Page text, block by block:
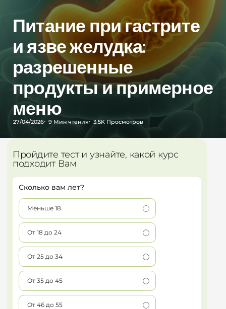
Питание при гастрите
и язве желудка:
разрешенные
продукты и примерное
меню
27/04/2026 9 Мин чтения 3.5K Просмотров
Пройдите тест и узнайте, какой курс
подходит Вам
Сколько вам лет?
Меньше 18
От 18 до 24
От 25 до 34
От 35 до 45
От 46 до 55